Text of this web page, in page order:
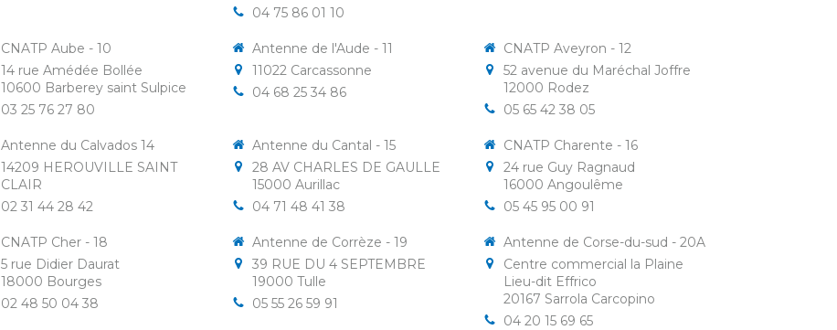
04 75 86 01 10
CNATP Aube - 10
14 rue Amédée Bollée
10600 Barberey saint Sulpice
03 25 76 27 80
Antenne de l'Aude - 11
11022 Carcassonne
04 68 25 34 86
CNATP Aveyron - 12
52 avenue du Maréchal Joffre
12000 Rodez
05 65 42 38 05
Antenne du Calvados 14
14209 HEROUVILLE SAINT
CLAIR
02 31 44 28 42
Antenne du Cantal - 15
28 AV CHARLES DE GAULLE
15000 Aurillac
04 71 48 41 38
CNATP Charente - 16
24 rue Guy Ragnaud
16000 Angoulême
05 45 95 00 91
CNATP Cher - 18
5 rue Didier Daurat
18000 Bourges
02 48 50 04 38
Antenne de Corrèze - 19
39 RUE DU 4 SEPTEMBRE
19000 Tulle
05 55 26 59 91
Antenne de Corse-du-sud - 20A
Centre commercial la Plaine
Lieu-dit Effrico
20167 Sarrola Carcopino
04 20 15 69 65